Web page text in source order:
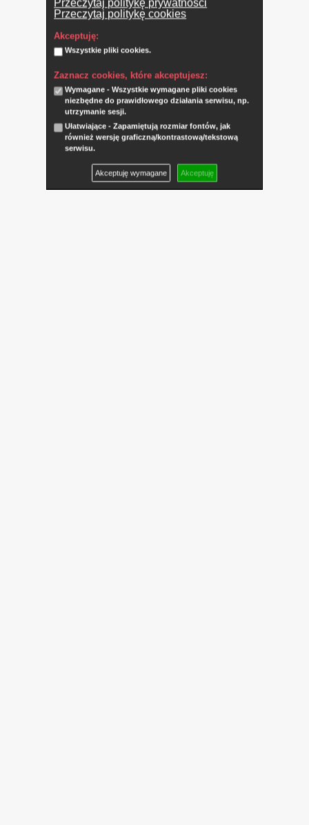
Przeczytaj politykę prywatności
Przeczytaj politykę cookies
Akceptuję:
Wszystkie pliki cookies.
Zaznacz cookies, które akceptujesz:
Wymagane - Wszystkie wymagane pliki cookies
niezbędne do prawidłowego działania serwisu, np.
utrzymanie sesji.
Ułatwiające - Zapamiętują rozmiar fontów, jak
również wersję graficzną/kontrastową/tekstową
serwisu.
Akceptuję wymagane Akceptuję